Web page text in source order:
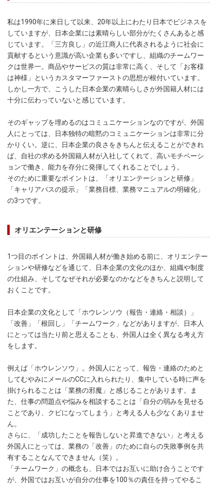
私は1990年に来日して以来、20年以上にわたり日本でビジネスを
していますが、日本企業には素晴らしい部分がたくさんあると感
じています。「三方良し」の近江商人に代表されるように社会に
貢献するという意識が高い企業も多いですし、組織のチームワー
クは世界一。商品やサービスの質は非常に高く、そして「お客様
は神様」というカスタマーファーストの思想が根付いています。
しかし一方で、こうした日本企業の素晴らしさが外国籍人材には
十分に伝わっていないと感じています。
そのギャップを埋めるのはコミュニケーションなのですが、外国
人にとっては、日本独特の暗黙のコミュニケーションは非常に分
かりくい。逆に、日本企業の良さをきちんと伝えることができれ
ば、自社の求める外国籍人材が入社してくれて、高いモチベーシ
ョンで働き、能力を存分に発揮してくれることでしょう。
そのために重要なポイントは、「オリエンテーションと研修」
「キャリアパスの提示」「業務目標、業務マニュアルの明確化」
の3つです。
オリエンテーションと研修
1つ目のポイントは、外国籍人材が働き始める前に、オリエンテー
ションや研修などを通じて、日本企業の文化のほか、組織や制度
の仕組み、そしてなぜそれが必要なのかなどをきちんと説明して
おくことです。
日本企業の文化として「ホウレンソウ（報告・連絡・相談）」
「改善」「根回し」「チームワーク」などがありますが、日本人
にとっては当たり前と思えることも、外国人は全く異なる考え方
をします。
例えば「ホウレンソウ」。外国人にとって、報告・連絡のためと
してむやみにメールのCCに入れられたり、集中している時に声を
掛けられることは「業務の邪魔」と感じることがあります。ま
た、仕事の問題点や悩みを相談することは「自分の弱みを見せる
ことであり、クビになってしまう」と考える人も少なくありませ
ん。
さらに、「成功したことを報告しないと昇進できない」と考える
外国人にとっては、業務の「改善」のために自らの失敗事例を共
有することなんてできません（笑）。
「チームワーク」の概念も、日本ではお互いに助け合うことです
が、外国ではお互いが自分の仕事を100％の責任を持ってやるこ